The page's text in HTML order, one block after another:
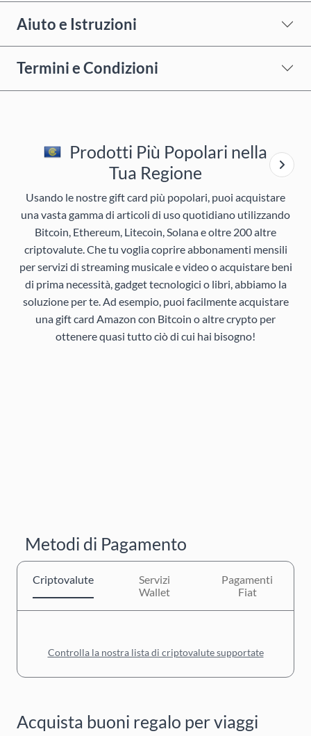
Aiuto e Istruzioni
Termini e Condizioni
Prodotti Più Popolari nella
Tua Regione
Usando le nostre gift card più popolari, puoi acquistare
una vasta gamma di articoli di uso quotidiano utilizzando
Bitcoin, Ethereum, Litecoin, Solana e oltre 200 altre
criptovalute. Che tu voglia coprire abbonamenti mensili
per servizi di streaming musicale e video o acquistare beni
di prima necessità, gadget tecnologici o libri, abbiamo la
soluzione per te. Ad esempio, puoi facilmente acquistare
una gift card Amazon con Bitcoin o altre crypto per
ottenere quasi tutto ciò di cui hai bisogno!
Metodi di Pagamento
Criptovalute
Servizi
Wallet
Pagamenti
Fiat
Controlla la nostra lista di criptovalute supportate
Acquista buoni regalo per viaggi